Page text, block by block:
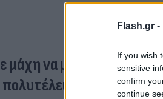
Flash.gr -
If you wish
sensitive
confirm
continue
μάχη να μην αυξηθούν